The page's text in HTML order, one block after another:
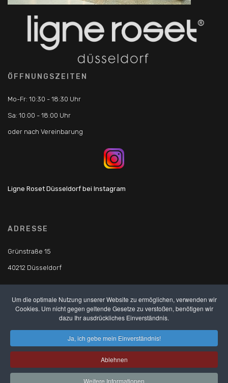
ÖFFNUNGSZEITEN
Mo-Fr: 10:30 - 18:30 Uhr
Sa: 10:00 - 18:00 Uhr
oder nach Vereinbarung
Ligne Roset Düsseldorf bei Instagram
ADRESSE
Grünstraße 15
40212 Düsseldorf
TELEFON
Fax: +49 211 16 78 37 36
© Copyright 2019 - Ligne Roset Düsseldorf
Um die optimale Nutzung unserer Website zu ermöglichen, verwenden wir
Cookies. Um nicht gegen geltende Gesetze zu verstoßen, benötigen wir
dazu Ihr ausdrückliches Einverständnis.
Ja, ich gebe mein Einverständnis!
Ablehnen
Weitere Informationen